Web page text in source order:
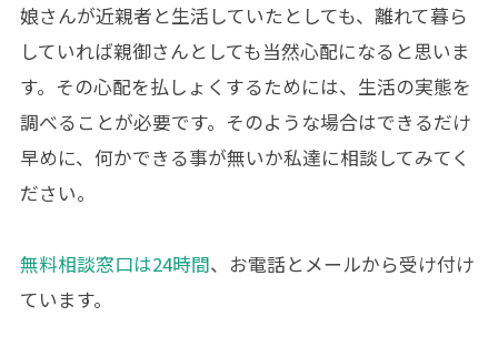
娘さんが近親者と生活していたとしても、離れて暮ら
していれば親御さんとしても当然心配になると思いま
す。その心配を払しょくするためには、生活の実態を
調べることが必要です。そのような場合はできるだけ
早めに、何かできる事が無いか私達に相談してみてく
ださい。
無料相談窓口は24時間、お電話とメールから受け付け
ています。